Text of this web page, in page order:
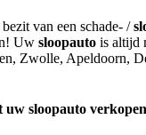
van een schade- /
Uw sloopauto is altijd
Zwolle, Apeldoorn,
sloopauto